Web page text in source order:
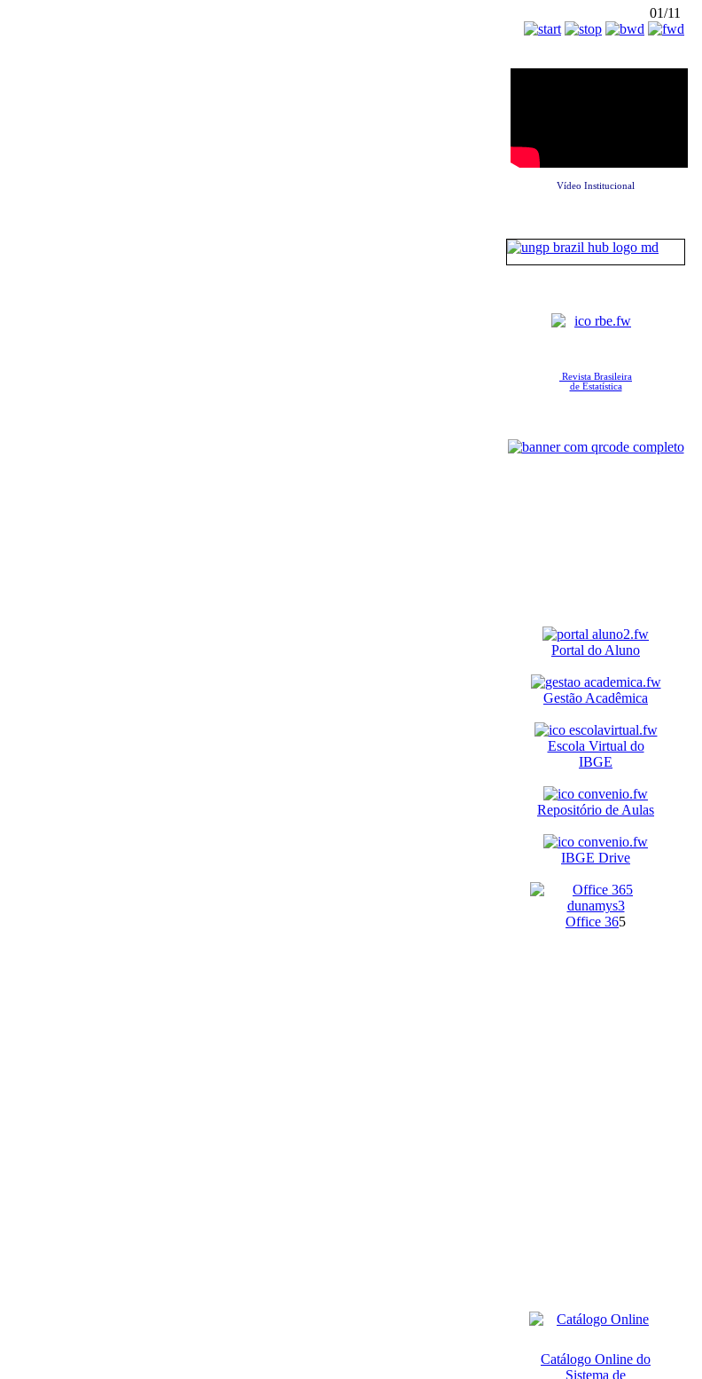
01/11
Vídeo Institucional
Revista Brasileira
de Estatística
Portal do Aluno
Gestão Acadêmica
Escola Virtual do
IBGE
Repositório de Aulas
IBGE Drive
Office 365
Catálogo Online do
Sistema de